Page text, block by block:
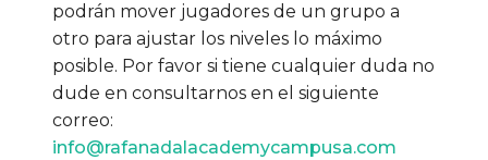
podrán mover jugadores de un grupo a
otro para ajustar los niveles lo máximo
posible. Por favor si tiene cualquier duda no
dude en consultarnos en el siguiente
correo:
info@rafanadalacademycampusa.com